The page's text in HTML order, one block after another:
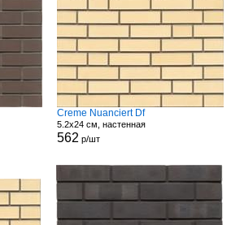
Creme Nuanciert Df
5.2x24 см, настенная
562 р/шт